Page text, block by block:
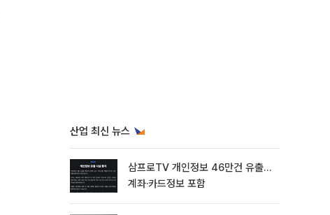
산업 최신 뉴스
삼프로TV 개인정보 46만건 유출…
계좌·카드정보 포함